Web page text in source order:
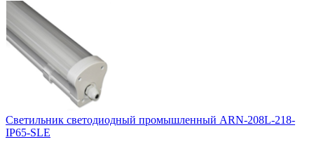
Светильник светодиодный промышленный ARN-208L-218-
IP65-SLE